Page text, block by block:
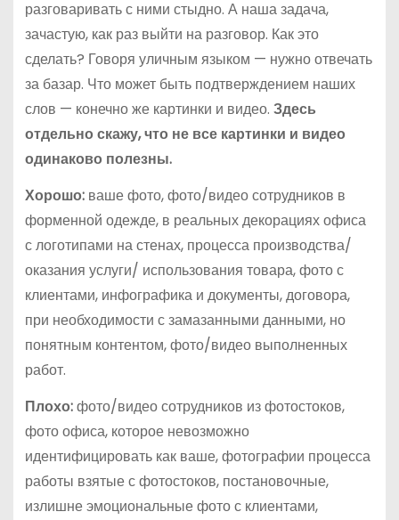
разговаривать с ними стыдно. А наша задача,
зачастую, как раз выйти на разговор. Как это
сделать? Говоря уличным языком — нужно отвечать
за базар. Что может быть подтверждением наших
слов — конечно же картинки и видео. Здесь
отдельно скажу, что не все картинки и видео
одинаково полезны.
Хорошо: ваше фото, фото/видео сотрудников в
форменной одежде, в реальных декорациях офиса
с логотипами на стенах, процесса производства/
оказания услуги/ использования товара, фото с
клиентами, инфографика и документы, договора,
при необходимости с замазанными данными, но
понятным контентом, фото/видео выполненных
работ.
Плохо:фото/видео сотрудников из фотостоков,
фото офиса, которое невозможно
идентифицировать как ваше, фотографии процесса
работы взятые с фотостоков, постановочные,
излишне эмоциональные фото с клиентами,